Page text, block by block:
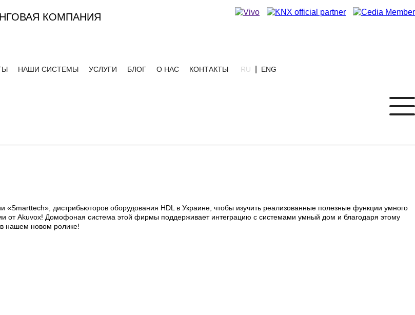
КОМПАНИЯ
НАШИ СИСТЕМЫ УСЛУГИ БЛОГ О НАС КОНТАКТЫ RU ENG
дистрибьюторов оборудования HDL в Украине, чтобы изучить реализованные полезные функции умного
от Akuvox! Домофоная система этой фирмы поддерживает интеграцию с системами умный дом и благодаря этому
нашем новом ролике!